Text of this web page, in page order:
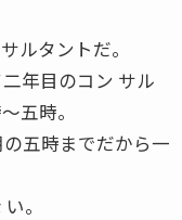
ルタントだ。
年目のコン サル
五時。
五時までだから一
。